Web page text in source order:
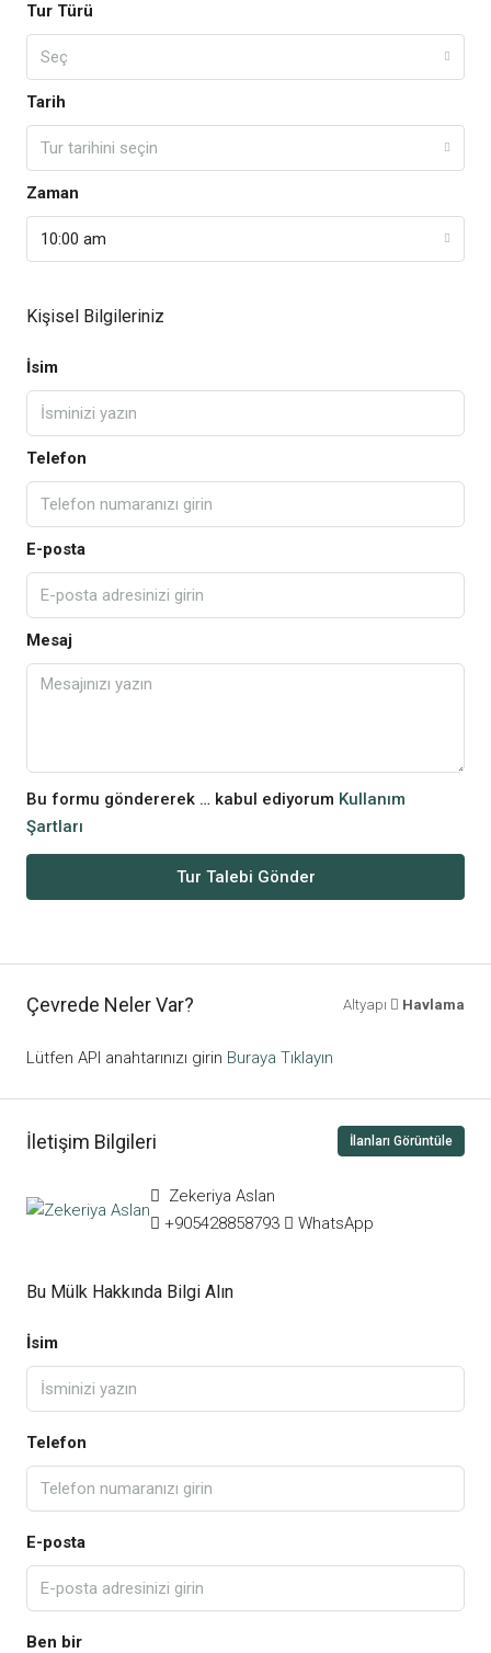
Tur Türü
Seç
Tarih
Tur tarihini seçin
Zaman
10:00 am
Kişisel Bilgileriniz
İsim
Telefon
E-posta
Mesaj
Bu formu göndererek … kabul ediyorum Kullanım
Şartları
Tur Talebi Gönder
Çevrede Neler Var? Altyapı Havlama
Lütfen API anahtarınızı girin Buraya Tıklayın
İletişim Bilgileri İlanları Görüntüle
Zekeriya Aslan
+905428858793
WhatsApp
Bu Mülk Hakkında Bilgi Alın
İsim
Telefon
E-posta
Ben bir